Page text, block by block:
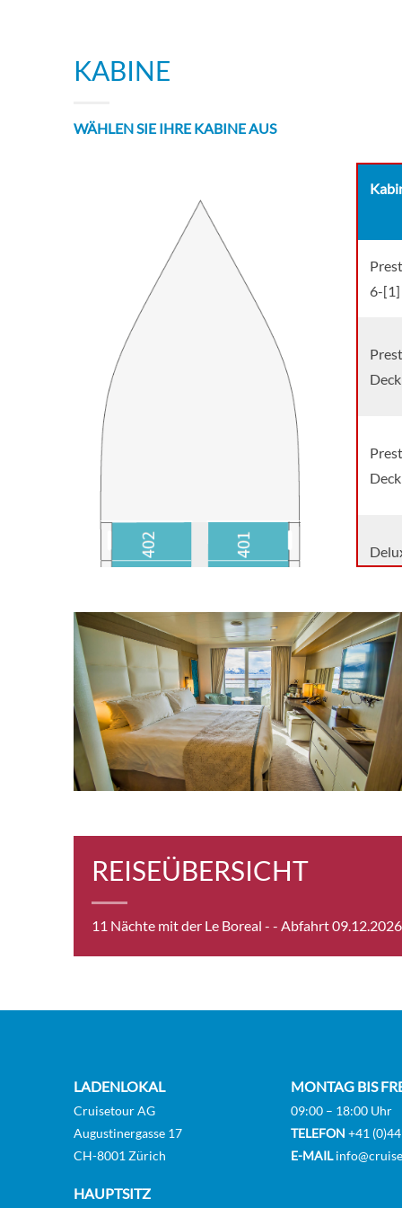
KABINE
WÄHLEN SIE IHRE KABINE AUS
6-[1]
[4]
[5]
REISEÜBERSICHT
11 Nächte mit der Le Boreal - - Abfahrt 09.12.2026
LADENLOKAL
Cruisetour AG
Augustinergasse 17
CH-8001 Zürich
HAUPTSITZ
MONTAG BIS
09:00 – 18:00 Uhr
TELEFON +41
E-MAIL